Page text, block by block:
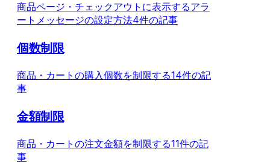
商品ページ・チェックアウトに表示するアラ
ートメッセージの設定方法4件の記事
個数制限
商品・カートの購入個数を制限する14件の記
事
金額制限
商品・カートの注文金額を制限する11件の記
事